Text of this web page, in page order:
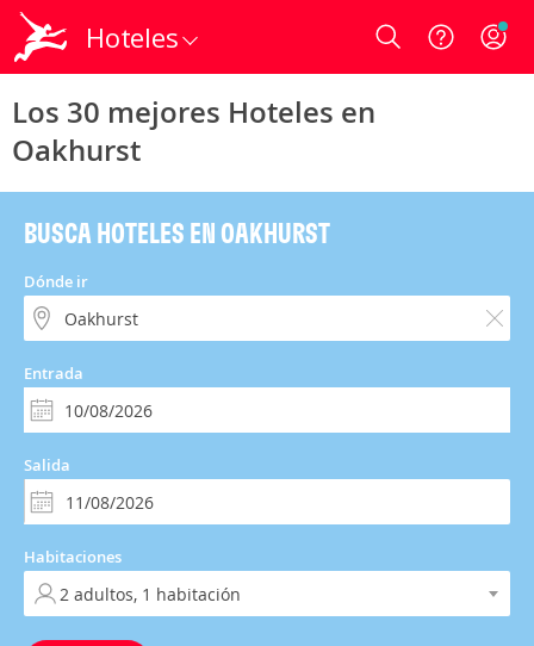
Hoteles Login
Los 30 mejores Hoteles en
Oakhurst
BUSCA HOTELES EN OAKHURST
Dónde ir
Entrada
Salida
Habitaciones